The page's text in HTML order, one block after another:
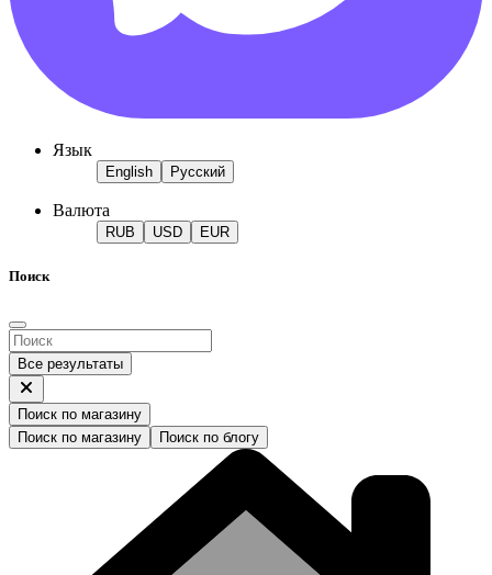
Язык
English Русский
Валюта
RUB USD EUR
Поиск
Все результаты
Поиск по магазину
Поиск по магазину
Поиск по блогу